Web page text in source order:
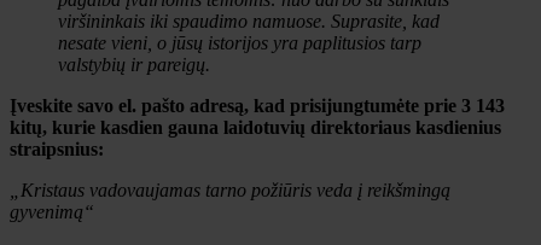
viršininkais iki spaudimo namuose. Suprasite, kad
nesate vieni, o jūsų istorijos yra paplitusios tarp
valstybių ir pareigų.
Įveskite savo el. pašto adresą, kad prisijungtumėte prie 3 143
kitų, kurie kasdien gauna laidotuvių direktoriaus kasdienius
straipsnius:
„Kristaus vadovaujamas tarno požiūris veda į reikšmingą
gyvenimą“